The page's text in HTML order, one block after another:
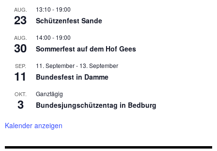
AUG.
23
13:10 - 19:00
Schützenfest Sande
AUG.
30
14:00 - 19:00
Sommerfest auf dem Hof Gees
SEP.
11
11. September- 13. September
Bundesfest in Damme
OKT.
3
Ganztägig
Bundesjungschützentag in Bedburg
Kalender anzeigen